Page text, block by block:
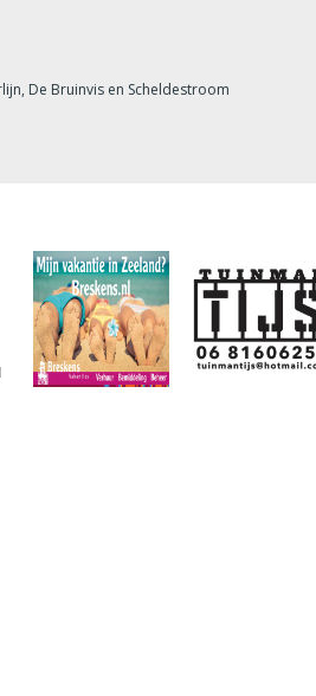
De Bruinvis en Scheldestroom